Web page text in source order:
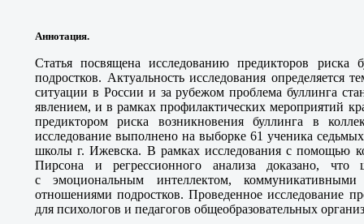
Аннотация.
Статья посвящена исследованию предикторов риска
подростков. Актуальность исследования определяется
ситуации в России и за рубежом проблема буллинга
явлением, и в рамках профилактических мероприятий
предиктором риска возникновения буллинга в
исследование выполнено на выборке 61 ученика седьмых
школы г. Ижевска. В рамках исследования с помощью
Пирсона и регрессионного анализа доказано, что
с эмоциональным интеллектом,
отношениями подростков. Проведенное исследование
для психологов и педагогов общеобразовательных